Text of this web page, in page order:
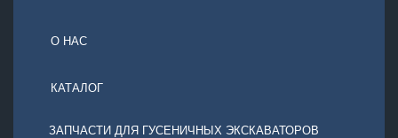
О НАС
КАТАЛОГ
ЗАПЧАСТИ ДЛЯ ГУСЕНИЧНЫХ ЭКСКАВАТОРОВ